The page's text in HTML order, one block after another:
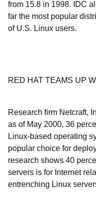
from 15.8 in 1998. IDC
far the most popular
of U.S. Linux users.
RED HAT TEAMS UP
Research firm Netcraft,
as of May 2000, 36
Linux-based operating
popular choice for
research shows 40
servers is for Internet
entrenching Linux